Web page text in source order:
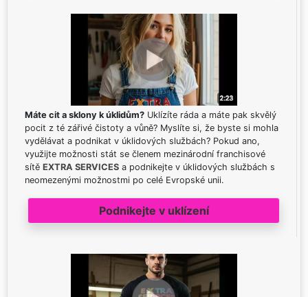
Máte cit a sklony k úklidům? Uklízíte ráda a máte pak skvělý
pocit z té zářivé čistoty a vůně? Myslíte si, že byste si mohla
vydělávat a podnikat v úklidových službách? Pokud ano,
využijte možnosti stát se členem mezinárodní franchisové
sítě EXTRA SERVICES a podnikejte v úklidových službách s
neomezenými možnostmi po celé Evropské unii.
Podnikejte v uklízení